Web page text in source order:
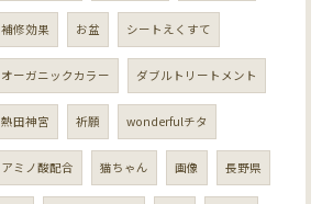
補修効果 お盆 シートえくすて
オーガニックカラー ダブルトリートメント
熱田神宮 祈願 wonderfulチタ
アミノ酸配合 猫ちゃん 画像 長野県